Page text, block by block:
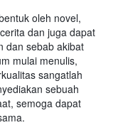
oleh novel,
dan juga dapat
dan sebab akibat
mulai menulis,
sangatlah
sebuah
semoga dapat